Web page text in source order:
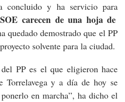
concluido y ha servicio para
carecen de una hoja de
quedado demostrado que el PP
solvente para la ciudad.
PP es el que eligieron hace
Torrelavega y a día de hoy se
en marcha”, ha dicho el